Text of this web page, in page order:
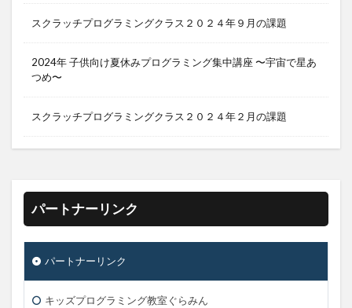
スクラッチプログラミングクラス２０２４年９月の課題
2024年 子供向け夏休みプログラミング集中講座 〜宇宙で星あ
つめ〜
スクラッチプログラミングクラス２０２４年２月の課題
パートナーリンク
パートナーリンク
キッズプログラミング教室ぐらみん